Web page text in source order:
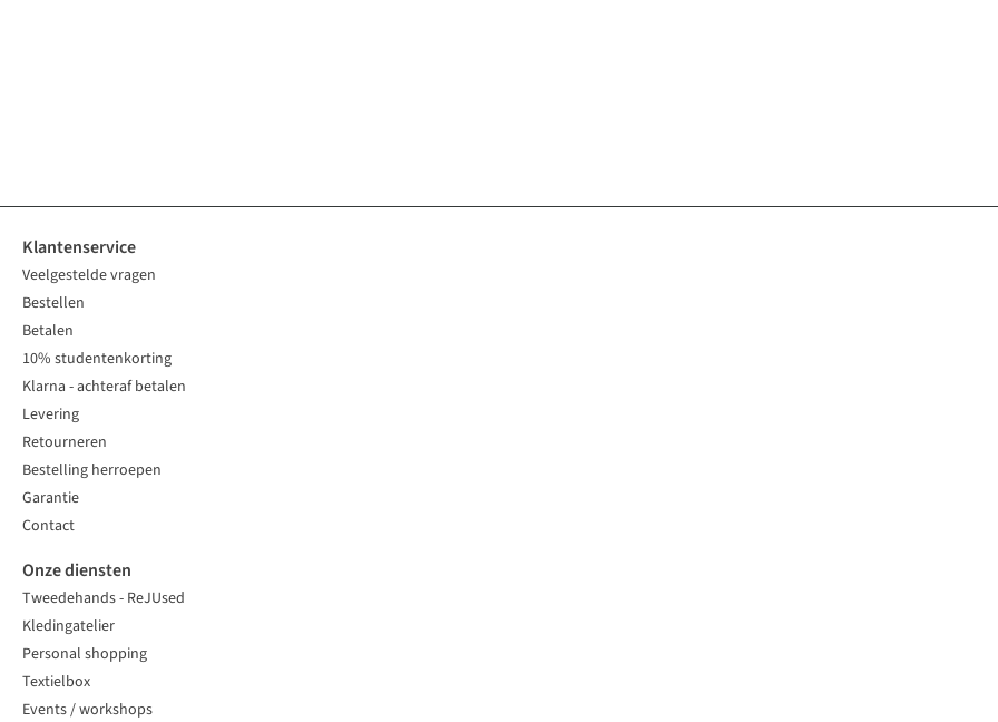
Klantenservice
Veelgestelde vragen
Bestellen
Betalen
10% studentenkorting
Klarna - achteraf betalen
Levering
Retourneren
Bestelling herroepen
Garantie
Contact
Onze diensten
Tweedehands - ReJUsed
Kledingatelier
Personal shopping
Textielbox
Events / workshops